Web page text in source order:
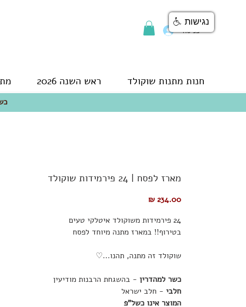
כניסה
חנות מתנות שוקולד ראש השנה 2026
מארז לפסח | 24 פירמידות שוקולד
מחיר
24 פירמידות משוקולד איטלקי טעים
בטירוף!! במארז מתנה מיוחד לפסח
שוקולד זה מתנה, תהנו...♡
כשר למהדרין - בהשגחת הרבנות מודיעין
חלבי - חלב ישראל
המוצר אינו כשל"פ
נגישות